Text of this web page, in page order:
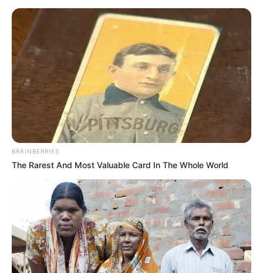
BRAINBERRIES
The Rarest And Most Valuable Card In The Whole World